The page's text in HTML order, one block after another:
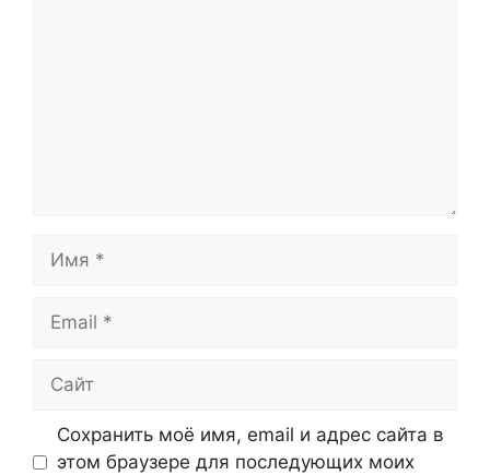
Имя
Email
Сайт
Сохранить моё имя, email и адрес сайта в
этом браузере для последующих моих